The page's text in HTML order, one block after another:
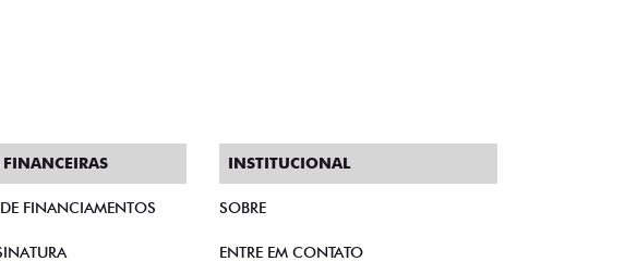
FINANCEIRAS
FINANCIAMENTOS
INSTITUCIONAL
SOBRE
ENTRE EM CONTATO